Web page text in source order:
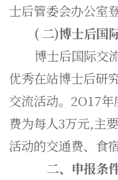
士后管委会办公室
(二)博士后国
博士后国际交
优秀在站博士后研
交流活动。2O17
费为每人3万元,主
活动的交通费、食
二、申报条